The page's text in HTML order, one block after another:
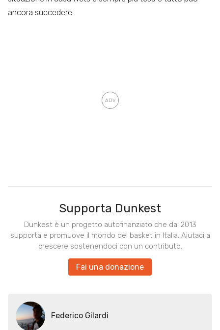
ancora succedere.
Supporta Dunkest
Dunkest è un progetto autofinanziato che dal 2013
supporta e promuove il mondo del basket in Italia. Aiutaci a
crescere sostenendoci con un contributo.
Fai una donazione
Federico Gilardi